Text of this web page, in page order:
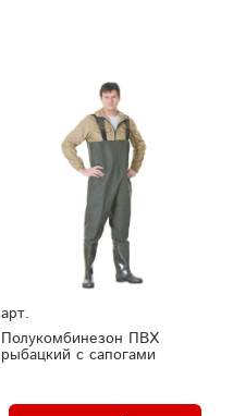
арт.
Полукомбинезон ПВХ
рыбацкий с сапогами